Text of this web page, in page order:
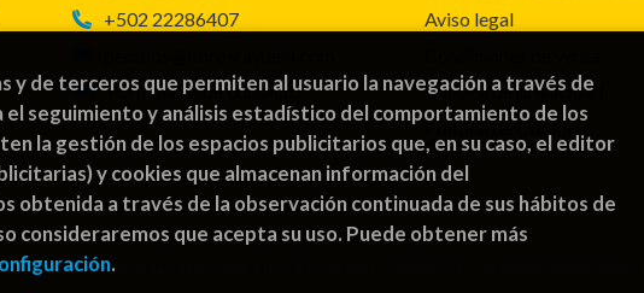
+502 22286407
Formulario de contacto
Aviso legal
Política de privacidad
Política de Cookies
2026 ©Rayuela Guatemala | libros juegos
y de terceros que permiten al usuario la navegación a través de
el seguimiento y análisis estadístico del comportamiento de los
la gestión de los espacios publicitarios que, en su caso, el editor
y cookies que almacenan información del
obtenida a través de la observación continuada de sus hábitos de
consideraremos que acepta su uso. Puede obtener más
.